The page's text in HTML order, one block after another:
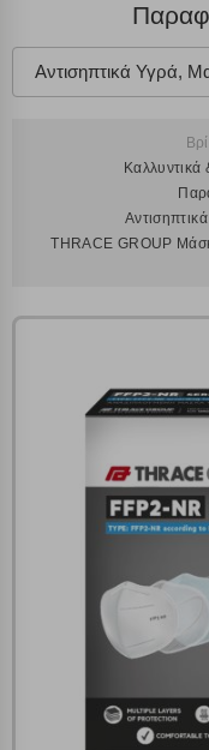
Αντισηπτικά Υγρά,
Καλλυντικά
THRACE GROUP